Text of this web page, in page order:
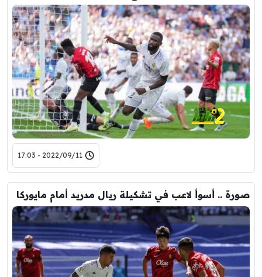
2022/09/11 - 17:03
صورة .. أسوأ لاعب في تشكيلة ريال مدريد أمام مايوركا